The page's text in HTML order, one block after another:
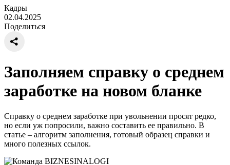
Кадры
02.04.2025
Поделиться
Заполняем справку о среднем
заработке на новом бланке
Справку о среднем заработке при увольнении просят редко,
но если уж попросили, важно составить ее правильно. В
статье – алгоритм заполнения, готовый образец справки и
много полезных ссылок.